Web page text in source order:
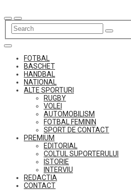
to
content
FOTBAL
BASCHET
HANDBAL
NATIONAL
ALTE SPORTURI
RUGBY
VOLEI
AUTOMOBILISM
FOTBAL FEMININ
SPORT DE CONTACT
PREMIUM
EDITORIAL
COLTUL SUPORTERULUI
ISTORIE
INTERVIU
REDACTIA
CONTACT